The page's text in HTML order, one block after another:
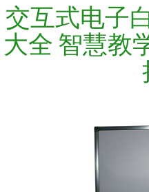
交互式电子
大全 智慧教